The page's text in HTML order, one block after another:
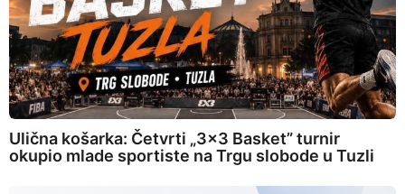
Ulična košarka: Četvrti „3×3 Basket” turnir
okupio mlade sportiste na Trgu slobode u Tuzli